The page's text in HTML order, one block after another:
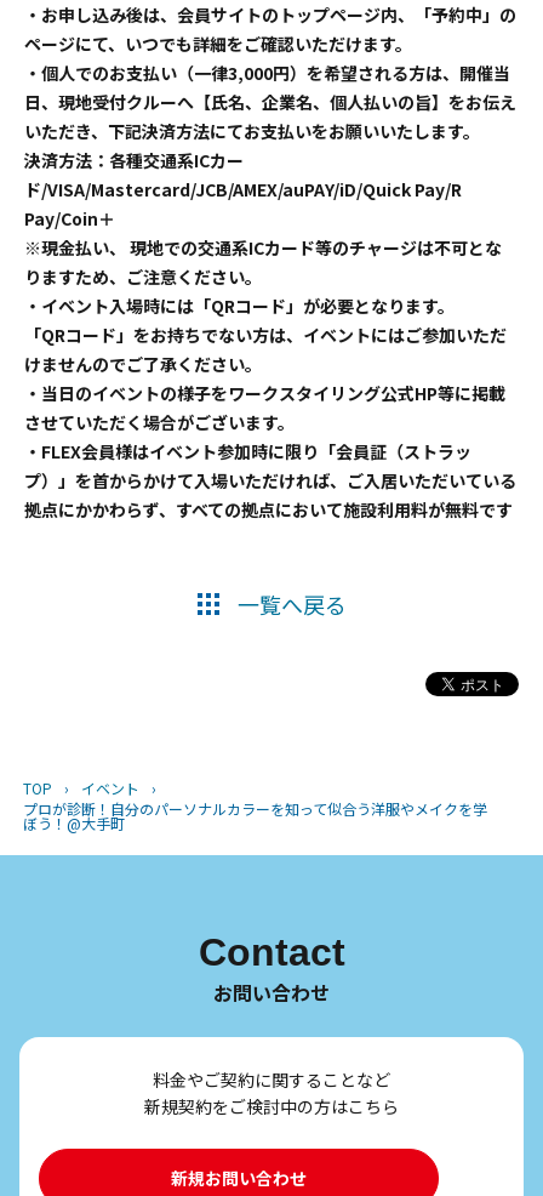
・お申し込み後は、会員サイトのトップページ内、「予約中」の
ページにて、いつでも詳細をご確認いただけます。
・個人でのお支払い（一律3,000円）を希望される方は、開催当
日、現地受付クルーへ【氏名、企業名、個人払いの旨】をお伝え
いただき、下記決済方法にてお支払いをお願いいたします。
決済方法：各種交通系ICカー
ド/VISA/Mastercard/JCB/AMEX/auPAY/iD/Quick Pay/R
Pay/Coin＋
※現金払い、 現地での交通系ICカード等のチャージは不可とな
りますため、ご注意ください。
・イベント入場時には「QRコード」が必要となります。
「QRコード」をお持ちでない方は、イベントにはご参加いただ
けませんのでご了承ください。
・当日のイベントの様子をワークスタイリング公式HP等に掲載
させていただく場合がございます。
・FLEX会員様はイベント参加時に限り「会員証（ストラッ
プ）」を首からかけて入場いただければ、ご入居いただいている
拠点にかかわらず、すべての拠点において施設利用料が無料です
一覧へ戻る
TOP › イベント
›
プロが診断！自分のパーソナルカラーを知って似合う洋服やメイクを学
ぼう！@大手町
Contact
お問い合わせ
料金やご契約に関することなど
新規契約をご検討中の方はこちら
新規お問い合わせ